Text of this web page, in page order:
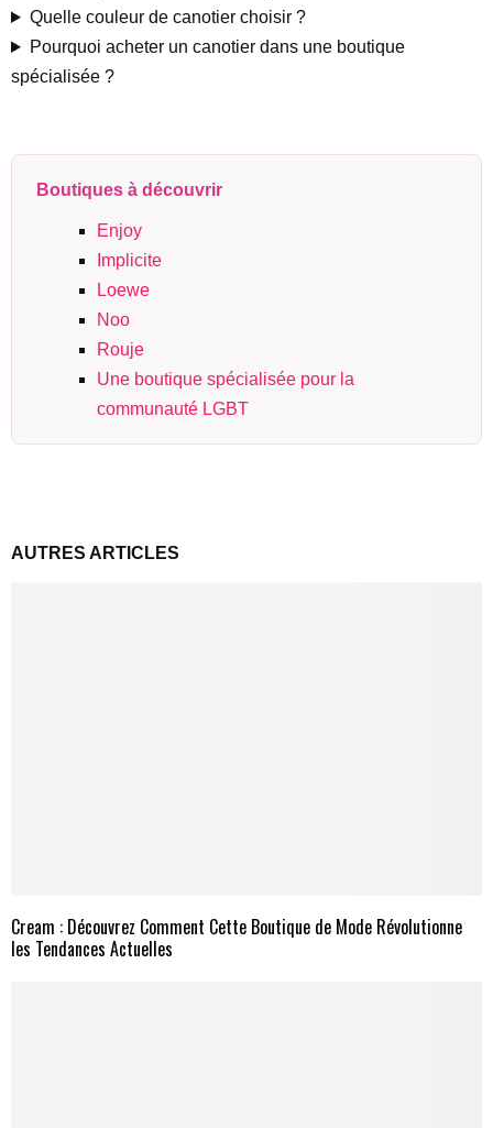
Quelle couleur de canotier choisir ?
Pourquoi acheter un canotier dans une boutique
spécialisée ?
Boutiques à découvrir
Enjoy
Implicite
Loewe
Noo
Rouje
Une boutique spécialisée pour la
communauté LGBT
AUTRES ARTICLES
Cream : Découvrez Comment Cette Boutique de Mode Révolutionne
les Tendances Actuelles